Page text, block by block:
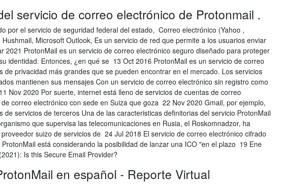
servicio de correo electrónico de Protonmail .
por el servicio de seguridad federal del estado, Correo electrónico (Yahoo ,
Microsoft Outlook, Es un servicio de red que permite a los usuarios enviar
2021 ProtonMail es un servicio de correo electrónico seguro diseñado para proteger
identidad. Entonces, ¿en qué se 13 Oct 2016 ProtonMail es un servicio de correo
de privacidad más grandes que se pueden encontrar en el mercado. Los servicios
mantienen sus mensajes Con un servicio de correo electrónico sin registro como
Nov 2020 Por suerte, internet está lleno de servicios de cuentas de correo
correo electrónico con sede en Suiza que goza 22 Nov 2020 Gmail, por ejemplo,
de servicios de terceros Una de las caracteristicas definitorias del servicio ProtonMail
que supervisa las telecomunicaciones en Rusia, el Roskomnadzor, ha
suizo de servicios de 24 Jul 2018 El servicio de correo electrónico cifrado
está considerando la posibilidad de lanzar una ICO "en el plazo 19 Ene
Is this Secure Email Provider?
en español - Reporte Virtual